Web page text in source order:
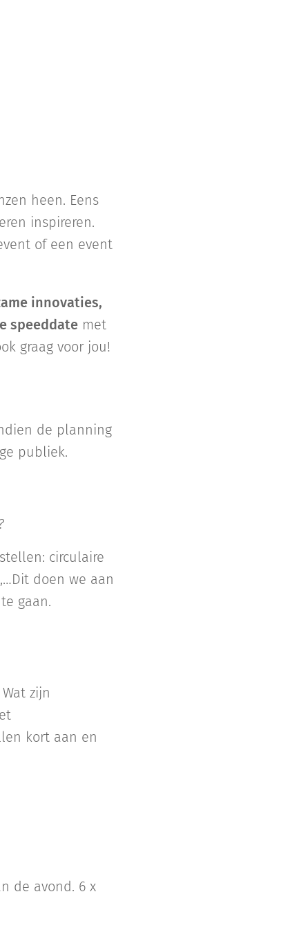
heen. Eens
inspireren.
of een event
innovaties,
speeddate met
graag voor jou!
de planning
publiek.
circulaire
doen we aan
gaan.
zijn
kort aan en
de avond. 6 x